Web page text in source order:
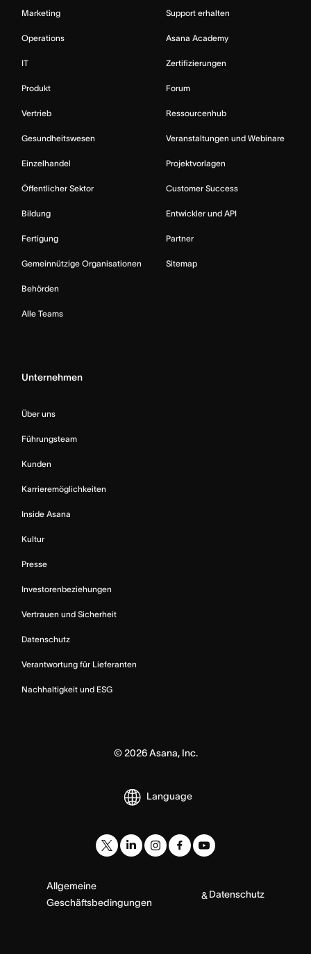
Marketing
Operations
IT
Produkt
Vertrieb
Gesundheitswesen
Einzelhandel
Öffentlicher Sektor
Bildung
Fertigung
Gemeinnützige Organisationen
Behörden
Alle Teams
Support erhalten
Asana Academy
Zertifizierungen
Forum
Ressourcenhub
Veranstaltungen und Webinare
Projektvorlagen
Customer Success
Entwickler und API
Partner
Sitemap
Unternehmen
Über uns
Führungsteam
Kunden
Karrieremöglichkeiten
Inside Asana
Kultur
Presse
Investorenbeziehungen
Vertrauen und Sicherheit
Datenschutz
Verantwortung für Lieferanten
Nachhaltigkeit und ESG
© 2026Asana, Inc.
Language
Allgemeine
Geschäftsbedingungen
& Datenschutz